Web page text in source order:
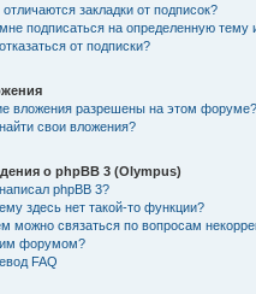
закладки от подписок?
подписаться на определенную
от подписки?
вложения разрешены на этом форуме?
свои вложения?
о phpBB 3 (Olympus)
phpBB 3?
здесь нет такой-то функции?
можно связаться по вопросам
форумом?
FAQ